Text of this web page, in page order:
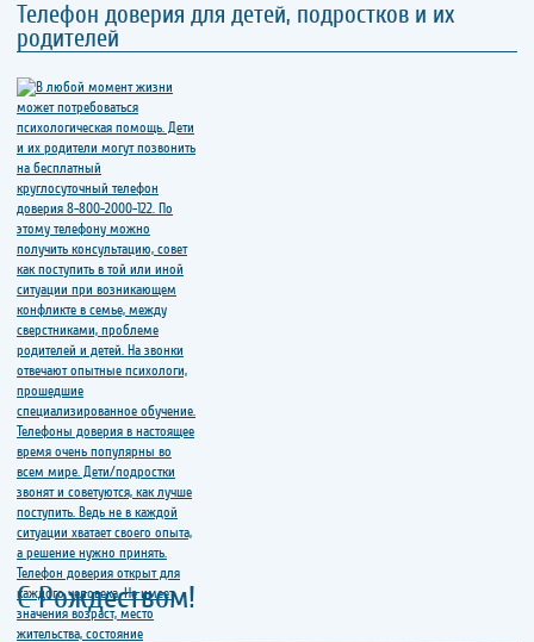
Телефон доверия для детей, подростков и их
родителей
С Рождеством!